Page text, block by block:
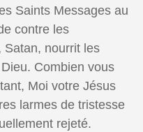
Saints Messages au
contre les
Satan, nourrit les
Combien vous
Moi votre Jésus
larmes de tristesse
rejeté.